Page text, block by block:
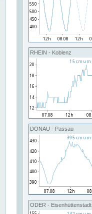
RHEIN - Koblenz
DONAU - Passau
ODER - Eisenhüttenstadt